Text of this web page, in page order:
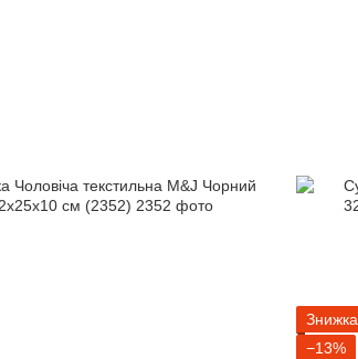
Знижка
−13%